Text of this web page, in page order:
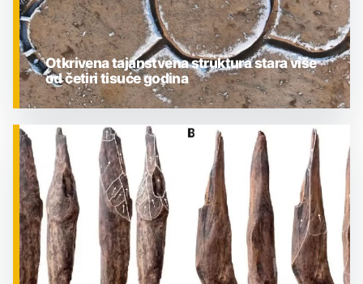
ZNANOST
Otkrivena tajanstvena struktura stara više
od četiri tisuće godina